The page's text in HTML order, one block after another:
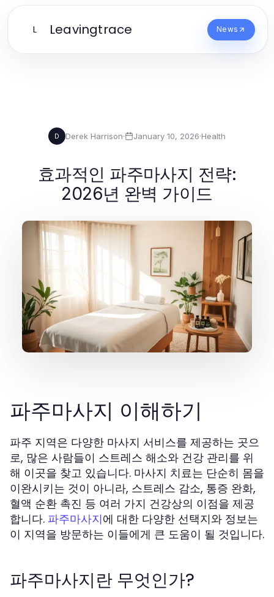
L Leavingtrace News
D Derek Harrison· January 10, 2026·Health
효과적인 파주마사지 전략:
2026년 완벽 가이드
파주마사지 이해하기
파주 지역은 다양한 마사지 서비스를 제공하는 곳으
로, 많은 사람들이 스트레스 해소와 건강 관리를 위
해 이곳을 찾고 있습니다. 마사지 치료는 단순히 몸을
이완시키는 것이 아니라, 스트레스 감소, 통증 완화,
혈액 순환 촉진 등 여러 가지 건강상의 이점을 제공
합니다. 파주마사지에 대한 다양한 선택지와 정보는
이 지역을 방문하는 이들에게 큰 도움이 될 것입니다.
파주마사지란 무엇인가?